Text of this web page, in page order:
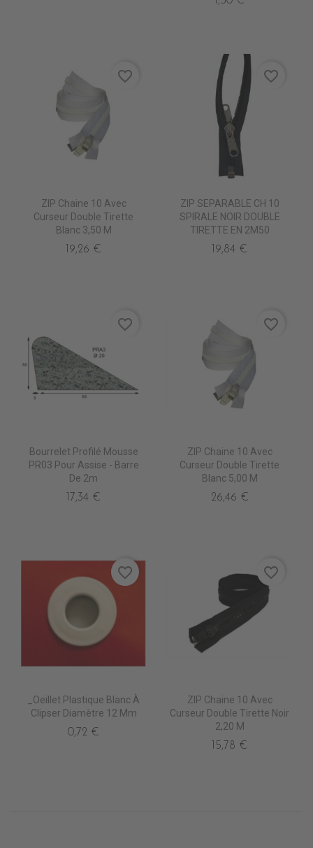
ZIP Chaine 10 Avec
Curseur Double Tirette
Blanc 3,50 M
19,26 €
favorite_border
ZIP SEPARABLE CH 10
SPIRALE NOIR DOUBLE
TIRETTE EN 2M50
19,84 €
favorite_border
Bourrelet Profilé Mousse
PR03 Pour Assise - Barre
De 2m
17,34 €
favorite_border
ZIP Chaine 10 Avec
Curseur Double Tirette
Blanc 5,00 M
26,46 €
favorite_border
_Oeillet Plastique Blanc À
Clipser Diamètre 12 Mm
0,72 €
favorite_border
ZIP Chaine 10 Avec
Curseur Double Tirette Noir
2,20 M
15,78 €
favorite_border